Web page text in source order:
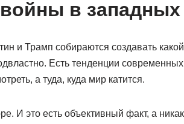
в
и Трамп собираются создавать
Есть тенденции
а туда, куда мир катится.
И это есть объективный факт, а